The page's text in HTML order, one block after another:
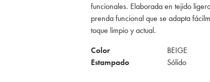
funcionales. Elaborada en tejido
prenda funcional que se adapta
toque limpio y actual.
Color
BEIGE
Estampado
Sólido